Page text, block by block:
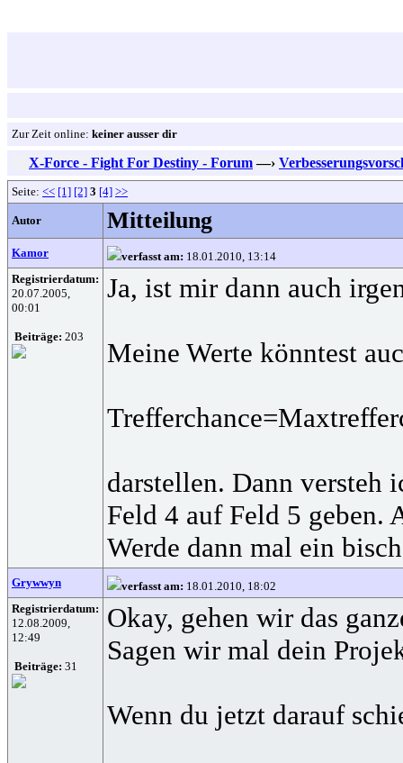
Zur Zeit online: keiner ausser dir
X-Force - Fight For Destiny - Forum —›
Seite: << [1] [2] 3 [4] >>
Autor Mitteilung
Kamor verfasst am: 18.01.2010, 13:14
Registrierdatum:
20.07.2005,
00:01
Beiträge: 203
Ja, ist mir dann auch
Meine Werte könntest
darstellen. Dann versteh
Feld 4 auf Feld 5 geben.
Werde dann mal ein
Grywwyn verfasst am: 18.01.2010, 18:02
Registrierdatum:
12.08.2009,
12:49
Beiträge: 31
Okay, gehen wir das
Sagen wir mal dein
Wenn du jetzt darauf